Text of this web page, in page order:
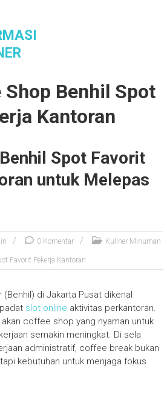
Shop Benhil Spot
Kantoran
Spot Favorit
untuk Melepas
0 Komentar Kuliner Minuman
Favorit Pekerja Kantoran
(Benhil) di Jakarta Pusat dikenal
slot online aktivitas perkantoran.
coffee shop yang nyaman untuk
semakin meningkat. Di sela
administratif, coffee break bukan
kebutuhan untuk menjaga fokus